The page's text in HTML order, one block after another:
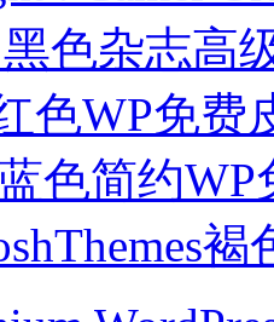
色杂志高
色WP免费
色简约